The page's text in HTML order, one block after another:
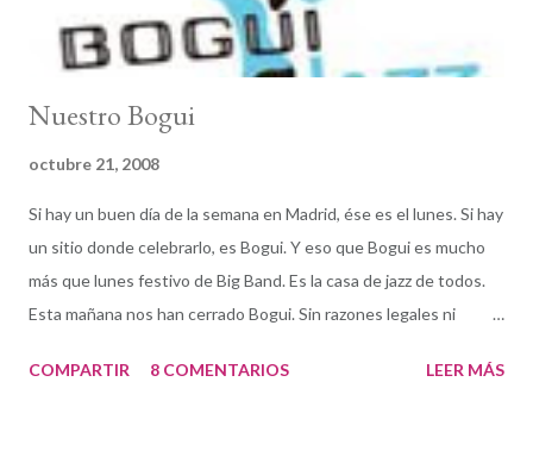
Nuestro Bogui
octubre 21, 2008
Si hay un buen día de la semana en Madrid, ése es el lunes. Si hay
un sitio donde celebrarlo, es Bogui. Y eso que Bogui es mucho
más que lunes festivo de Big Band. Es la casa de jazz de todos.
Esta mañana nos han cerrado Bogui. Sin razones legales ni
amiguismo y los tejemanejes del cuarto poder y la política son
COMPARTIR 8 COMENTARIOS LEER MÁS